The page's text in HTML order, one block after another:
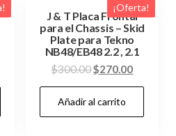
¡Oferta!
J & T Placa Frontal
para el Chassis – Skid
Plate para Tekno
NB48/EB48 2.2 , 2.1
$300.00El
precio
original
era:
$270.00El
precio
es:
Añadir al carrito